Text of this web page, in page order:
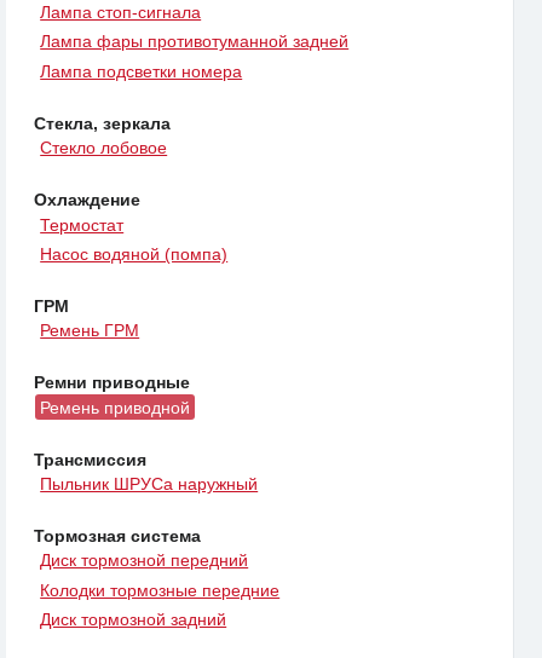
Лампа стоп-сигнала
Лампа фары противотуманной задней
Лампа подсветки номера
Стекла, зеркала
Стекло лобовое
Охлаждение
Термостат
Насос водяной (помпа)
ГРМ
Ремень ГРМ
Ремни приводные
Ремень приводной
Трансмиссия
Пыльник ШРУСа наружный
Тормозная система
Диск тормозной передний
Колодки тормозные передние
Диск тормозной задний